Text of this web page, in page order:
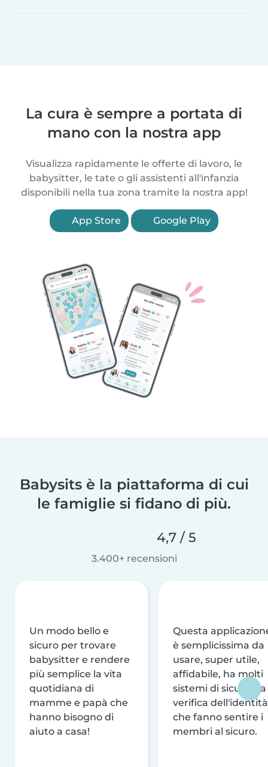
La cura è sempre a portata di
mano con la nostra app
Visualizza rapidamente le offerte di lavoro, le
babysitter, le tate o gli assistenti all'infanzia
disponibili nella tua zona tramite la nostra app!
App Store Google Play
Babysits è la piattaforma di cui
le famiglie si fidano di più.
4,7 / 5
3.400+ recensioni
Un modo bello e
sicuro per trovare
babysitter e rendere
più semplice la vita
quotidiana di
mamme e papà che
hanno bisogno di
aiuto a casa!
Questa
è semplicissima da
usare, super utile,
affidabile, ha molti
sistemi di sicurezza
verifica dell'identità
che fanno sentire i
membri al sicuro.